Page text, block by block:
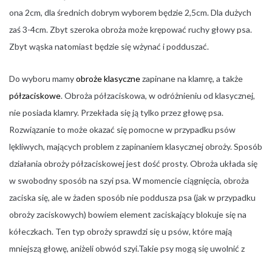
ona 2cm, dla średnich dobrym wyborem będzie 2,5cm. Dla dużych
zaś 3-4cm. Zbyt szeroka obroża może krępować ruchy głowy psa.
Zbyt wąska natomiast będzie się wżynać i podduszać.
Do wyboru mamyobroże klasycznezapinane na klamrę, a także
półzaciskowe. Obroża półzaciskowa, w odróżnieniu od klasycznej,
nie posiada klamry. Przekłada się ją tylko przez głowę psa.
Rozwiązanie to może okazać się pomocne w przypadku psów
lękliwych, mających problem z zapinaniem klasycznej obroży. Sposób
działania obroży półzaciskowej jest dość prosty. Obroża układa się
w swobodny sposób na szyi psa. W momencie ciągnięcia, obroża
zaciska się, ale w żaden sposób nie poddusza psa (jak w przypadku
obroży zaciskowych) bowiem element zaciskający blokuje się na
kółeczkach. Ten typ obroży sprawdzi się u psów, które mają
mniejszą głowę, aniżeli obwód szyi.Takie psy mogą się uwolnić z